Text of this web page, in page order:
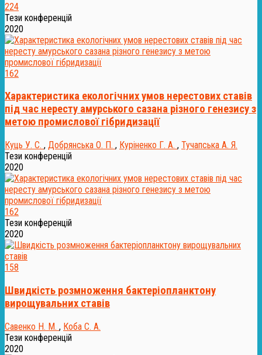
224
Тези конференцій
2020
162
Характеристика екологічних умов нерестових ставів
під час нересту амурського сазана різного генезису з
метою промислової гібридизації
Куць У. С. , Добрянська О. П. , Куріненко Г. А. , Тучапська А. Я.
Тези конференцій
2020
162
Тези конференцій
2020
158
Швидкість розмноження бактеріопланктону
вирощувальних ставів
Савенко Н. М. , Коба С. А.
Тези конференцій
2020